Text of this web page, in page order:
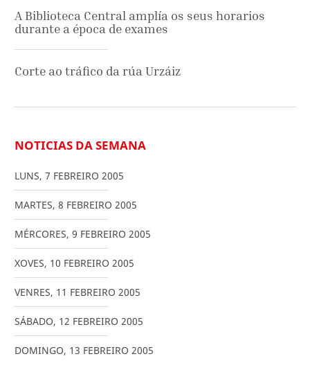
A Biblioteca Central amplía os seus horarios
durante a época de exames
Corte ao tráfico da rúa Urzáiz
NOTICIAS DA SEMANA
LUNS, 7 FEBREIRO 2005
MARTES, 8 FEBREIRO 2005
MÉRCORES, 9 FEBREIRO 2005
XOVES, 10 FEBREIRO 2005
VENRES, 11 FEBREIRO 2005
SÁBADO, 12 FEBREIRO 2005
DOMINGO, 13 FEBREIRO 2005